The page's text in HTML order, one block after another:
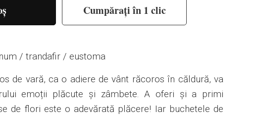
Cumpărați în 1 clic
/ trandafir / eustoma
de vară, ca o adiere de vânt răcoros în căldură, va
emoții plăcute și zâmbete. A oferi și a primi
de flori este o adevărată plăcere! Iar buchetele de